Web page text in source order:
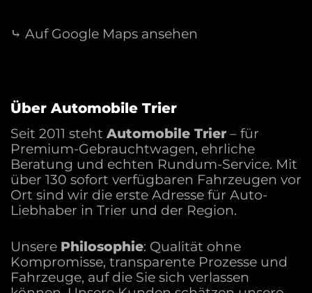
⤷ Auf Google Maps ansehen
Über Automobile Trier
Seit 2011 steht Automobile Trier – für
Premium-Gebrauchtwagen, ehrliche
Beratung und echten Rundum-Service. Mit
über 130 sofort verfügbaren Fahrzeugen vor
Ort sind wir die erste Adresse für Auto-
Liebhaber in Trier und der Region.
Unsere Philosophie: Qualität ohne
Kompromisse, transparente Prozesse und
Fahrzeuge, auf die Sie sich verlassen